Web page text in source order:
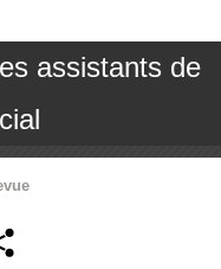
assistants de